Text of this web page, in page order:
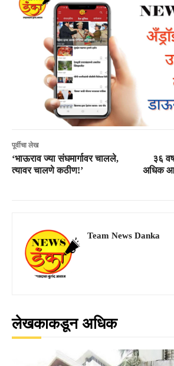
पूर्वीचा लेख
‘भाऊराव ज्या संघमार्गावर चालले,
त्यावर चालणे कठीण!’
३६
अधिक
Team News Danka
लेखकाकडून अधिक